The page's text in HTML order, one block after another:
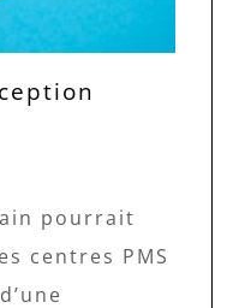
pourrait
centres PMS